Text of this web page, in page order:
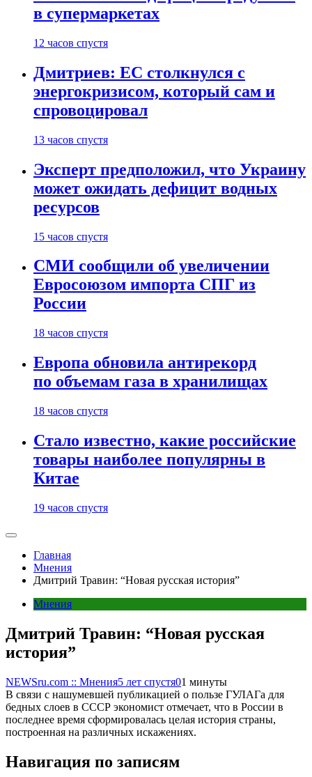
в супермаркетах
12 часов спустя
Дмитриев: ЕС столкнулся с
энергокризисом, который сам и
спровоцировал
13 часов спустя
Эксперт предположил, что Украину
может ожидать дефицит водных
ресурсов
15 часов спустя
СМИ сообщили об увеличении
Евросоюзом импорта СПГ из
России
18 часов спустя
Европа обновила антирекорд
по объемам газа в хранилищах
18 часов спустя
Стало известно, какие российские
товары наиболее популярны в
Китае
19 часов спустя
Главная
Мнения
Дмитрий Травин: “Новая русская история”
Мнения
Дмитрий Травин: “Новая русская
история”
NEWSru.com :: Мнения5 лет спустя01 минуты
В связи с нашумевшей публикацией о пользе ГУЛАГа для
бедных слоев в СССР экономист отмечает, что в России в
последнее время сформировалась целая история страны,
построенная на различных искажениях.
Навигация по записям